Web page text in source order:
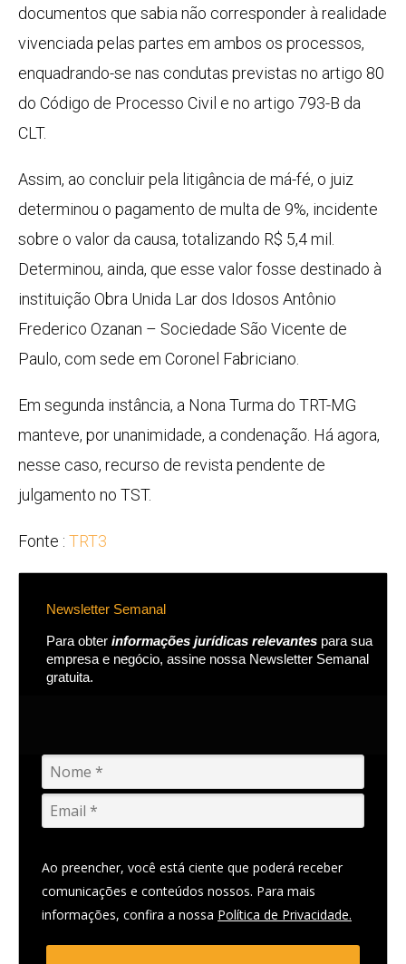
documentos que sabia não corresponder à realidade
vivenciada pelas partes em ambos os processos,
enquadrando-se nas condutas previstas no artigo 80
do Código de Processo Civil e no artigo 793-B da
CLT.
Assim, ao concluir pela litigância de má-fé, o juiz
determinou o pagamento de multa de 9%, incidente
sobre o valor da causa, totalizando R$ 5,4 mil.
Determinou, ainda, que esse valor fosse destinado à
instituição Obra Unida Lar dos Idosos Antônio
Frederico Ozanan – Sociedade São Vicente de
Paulo, com sede em Coronel Fabriciano.
Em segunda instância, a Nona Turma do TRT-MG
manteve, por unanimidade, a condenação. Há agora,
nesse caso, recurso de revista pendente de
julgamento no TST.
Fonte : TRT3
Newsletter Semanal
Para obter informações jurídicas relevantes para sua
empresa e negócio, assine nossa Newsletter Semanal
gratuita.
Ao preencher, você está ciente que poderá receber
comunicações e conteúdos nossos. Para mais
informações, confira a nossa Política de Privacidade.